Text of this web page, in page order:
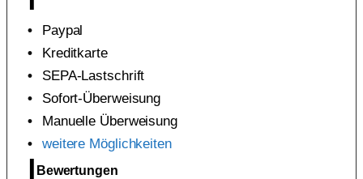
Paypal
Kreditkarte
SEPA-Lastschrift
Sofort-Überweisung
Manuelle Überweisung
weitere Möglichkeiten
Bewertungen